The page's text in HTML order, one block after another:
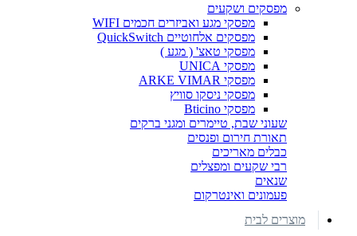
מפסקים ושקעים
מפסקי מגע ואביזרים חכמים WIFI
מפסקים אלחוטיים QuickSwitch
מפסקי טאצ' ( מגע )
מפסקי UNICA
מפסקי ARKE VIMAR
מפסקי ניסקו סוויץ
מפסקי Bticino
שעוני שבת, טיימרים ומגני ברקים
תאורת חירום ופנסים
כבלים מאריכים
רבי שקעים ומפצלים
שנאים
פעמונים ואינטרקום
מוצרים לבית